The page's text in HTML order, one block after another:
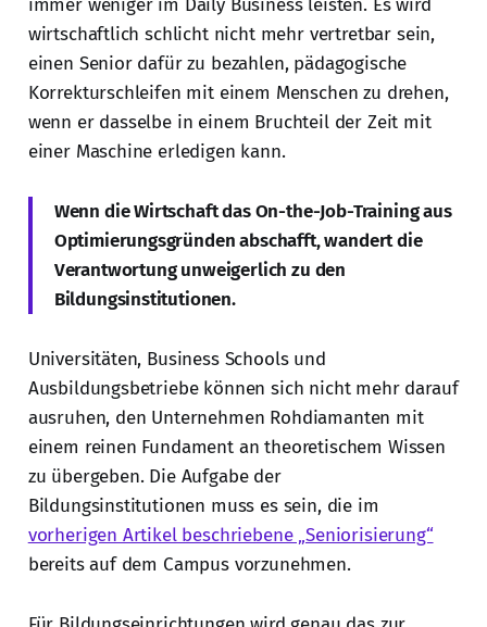
immer weniger im Daily Business leisten. Es wird
wirtschaftlich schlicht nicht mehr vertretbar sein,
einen Senior dafür zu bezahlen, pädagogische
Korrekturschleifen mit einem Menschen zu drehen,
wenn er dasselbe in einem Bruchteil der Zeit mit
einer Maschine erledigen kann.
Wenn die Wirtschaft das On-the-Job-Training aus
Optimierungsgründen abschafft, wandert die
Verantwortung unweigerlich zu den
Bildungsinstitutionen.
Universitäten, Business Schools und
Ausbildungsbetriebe können sich nicht mehr darauf
ausruhen, den Unternehmen Rohdiamanten mit
einem reinen Fundament an theoretischem Wissen
zu übergeben. Die Aufgabe der
Bildungsinstitutionen muss es sein, die im
vorherigen Artikel beschriebene „Seniorisierung“
bereits auf dem Campus vorzunehmen.